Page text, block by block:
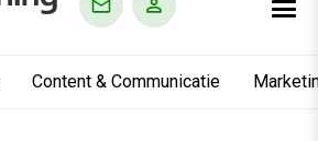
Content & Communicatie